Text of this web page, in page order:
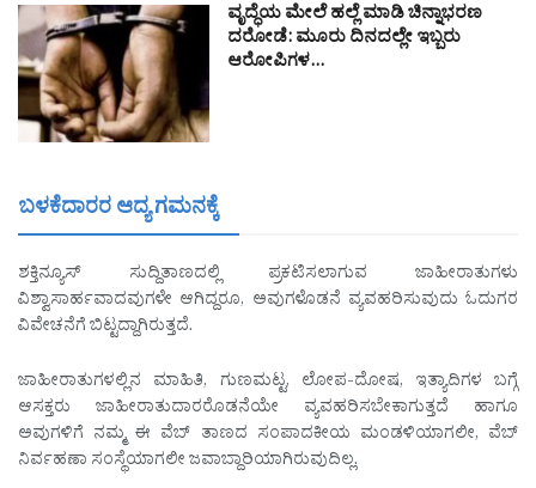
ವೃದ್ಧೆಯ ಮೇಲೆ ಹಲ್ಲೆ ಮಾಡಿ ಚಿನ್ನಾಭರಣ
ದರೋಡೆ: ಮೂರು ದಿನದಲ್ಲೇ ಇಬ್ಬರು
ಆರೋಪಿಗಳ…
ಬಳಕೆದಾರರ ಆದ್ಯ ಗಮನಕ್ಕೆ
ಶಕ್ತಿನ್ಯೂಸ್ ಸುದ್ದಿತಾಣದಲ್ಲಿ ಪ್ರಕಟಿಸಲಾಗುವ ಜಾಹೀರಾತುಗಳು
ವಿಶ್ವಾಸಾರ್ಹವಾದವುಗಳೇ ಆಗಿದ್ದರೂ, ಅವುಗಳೊಡನೆ ವ್ಯವಹರಿಸುವುದು ಓದುಗರ
ವಿವೇಚನೆಗೆ ಬಿಟ್ಟದ್ದಾಗಿರುತ್ತದೆ.
ಜಾಹೀರಾತುಗಳಲ್ಲಿನ ಮಾಹಿತಿ, ಗುಣಮಟ್ಟ, ಲೋಪ-ದೋಷ, ಇತ್ಯಾದಿಗಳ ಬಗ್ಗೆ
ಆಸಕ್ತರು ಜಾಹೀರಾತುದಾರರೊಡನೆಯೇ ವ್ಯವಹರಿಸಬೇಕಾಗುತ್ತದೆ ಹಾಗೂ
ಅವುಗಳಿಗೆ ನಮ್ಮ ಈ ವೆಬ್ ತಾಣದ ಸಂಪಾದಕೀಯ ಮಂಡಳಿಯಾಗಲೀ, ವೆಬ್
ನಿರ್ವಹಣಾ ಸಂಸ್ಥೆಯಾಗಲೀ ಜವಾಬ್ದಾರಿಯಾಗಿರುವುದಿಲ್ಲ.